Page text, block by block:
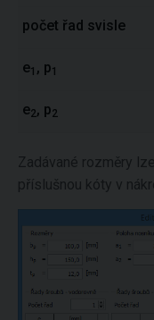
počet řad svisle
e1 , p1
e2, p2
Zadávané rozměry
příslušnou kóty v